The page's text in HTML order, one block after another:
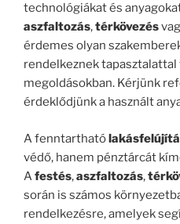
technológiákat és
aszfaltozás,térkövezés
érdemes olyan
rendelkeznek
megoldásokban. Kérjünk
érdeklődjünk a használt
A fenntartható
védő, hanem pénztárcát
Afestés,aszfaltozás,
során is számos
rendelkezésre, amelyek